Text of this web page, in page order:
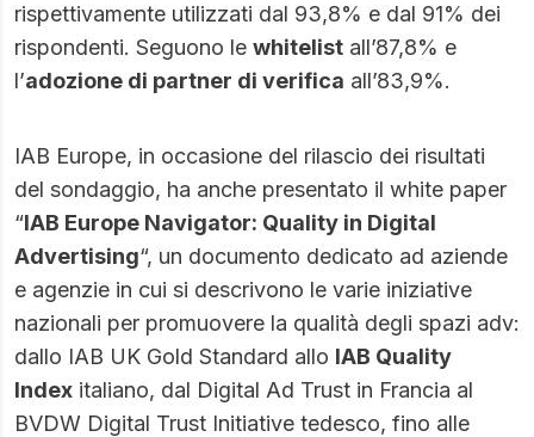
rispettivamente utilizzati dal 93,8% e dal 91% dei
rispondenti. Seguono le whitelist all’87,8% e
l’adozione di partner di verifica all’83,9%.
IAB Europe, in occasione del rilascio dei risultati
del sondaggio, ha anche presentato il white paper
“IAB Europe Navigator: Quality in Digital
Advertising“, un documento dedicato ad aziende
e agenzie in cui si descrivono le varie iniziative
nazionali per promuovere la qualità degli spazi adv:
dallo IAB UK Gold Standard allo IAB Quality
Index italiano, dal Digital Ad Trust in Francia al
BVDW Digital Trust Initiative tedesco, fino alle